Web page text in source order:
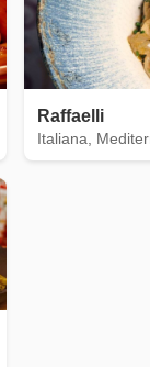
Raffaelli
Italiana,